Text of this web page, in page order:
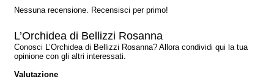
Nessuna recensione. Recensisci per primo!
L’Orchidea di Bellizzi Rosanna
Conosci L’Orchidea di Bellizzi Rosanna? Allora condividi qui la tua
opinione con gli altri interessati.
Valutazione